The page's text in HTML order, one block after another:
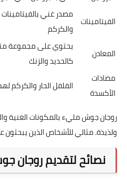
الفيتامينات
مصدر غني بالفيتامينات
والكركم
المعادن
يحتوي على مجموعة
كالحديد والزنك
مضادات
الأكسدة
الفلفل الحار والكركم
روجان جوش مليء بالمكونات الغنية
ولذيذة. مثالي للأشخاص الذين
نصائح لتقديم روجان